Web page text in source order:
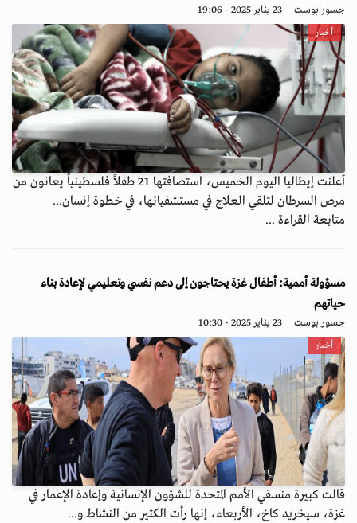
جسور بوست 23 يناير 2025 - 19:06
أخبار
أعلنت إيطاليا اليوم الخميس، استضافتها 21 طفلاً فلسطينياً يعانون من
مرض السرطان لتلقي العلاج في مستشفياتها، في خطوة إنسان...
متابعة القراءة ...
مسؤولة أممية: أطفال غزة يحتاجون إلى دعم نفسي وتعليمي لإعادة بناء
حياتهم
جسور بوست 23 يناير 2025 - 10:30
أخبار
قالت كبيرة منسقي الأمم المتحدة للشؤون الإنسانية وإعادة الإعمار في
غزة، سيخريد كاخ، الأربعاء، إنها رأت الكثير من النشاط و...